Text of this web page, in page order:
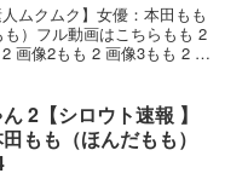
ムクムク】女優：本田もも
も）フル動画はこちらもも 2
画像2もも 2 画像3もも 2 画
2【シロウト速報 】
もも（ほんだもも）